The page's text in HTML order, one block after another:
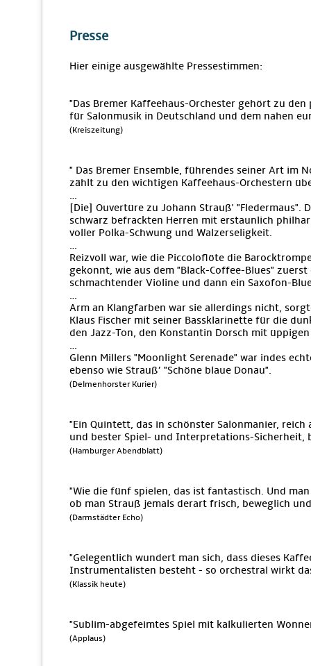
Presse
Hier einige ausgewählte Pressestimmen:
"Das Bremer Kaffeehaus-Orchester gehört zu
für Salonmusik in Deutschland und dem nahen
(Kreiszeitung)
" Das Bremer Ensemble, führendes seiner Art im
zählt zu den wichtigen Kaffeehaus-Orchestern
…
[Die] Ouvertüre zu Johann Strauß' "Fledermaus".
schwarz befrackten Herren mit erstaunlich
voller Polka-Schwung und Walzerseligkeit.
…
Reizvoll war, wie die Piccoloflöte die
gekonnt, wie aus dem "Black-Coffee-Blues"
schmachtender Violine und dann ein Saxofon-
…
Arm an Klangfarben war sie allerdings nicht,
Klaus Fischer mit seiner Bassklarinette für die
den Jazz-Ton, den Konstantin Dorsch mit
…
Glenn Millers "Moonlight Serenade" war indes
ebenso wie Strauß’ "Schöne blaue Donau".
(Delmenhorster Kurier)
"Ein Quintett, das in schönster Salonmanier, reich
und bester Spiel- und Interpretations-Sicherheit,
(Hamburger Abendblatt)
"Wie die fünf spielen, das ist fantastisch. Und
ob man Strauß jemals derart frisch, beweglich
(Darmstädter Echo)
"Gelegentlich wundert man sich, dass dieses
Instrumentalisten besteht - so orchestral wirkt
(Klassik heute)
"Sublim-abgefeimtes Spiel mit kalkulierten
(Applaus)